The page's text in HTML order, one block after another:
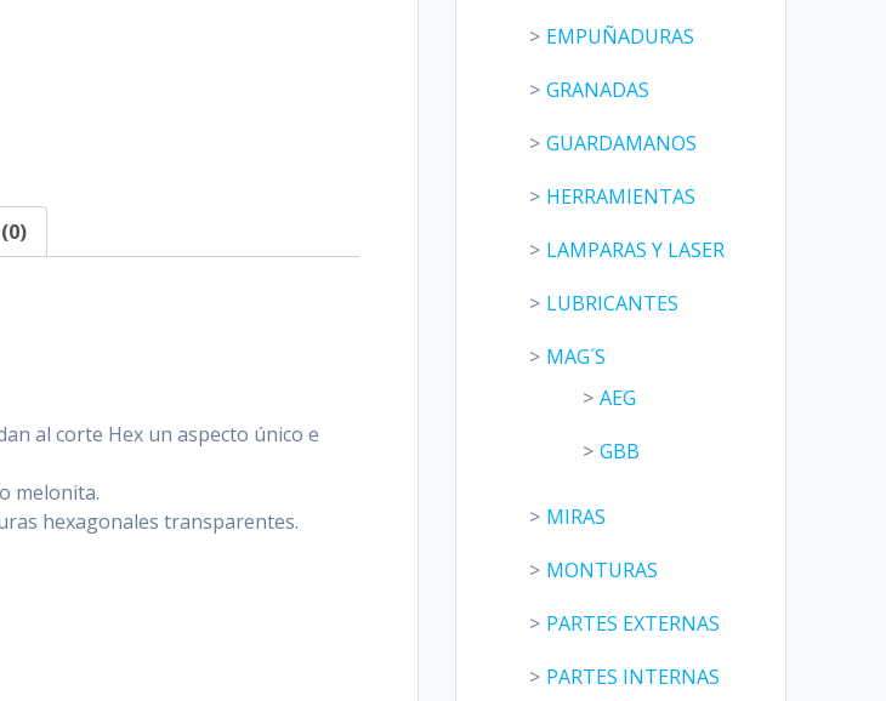
al corte Hex un aspecto único e
melonita.
hexagonales transparentes.
EMPUÑADURAS
GRANADAS
GUARDAMANOS
HERRAMIENTAS
LAMPARAS Y LASER
LUBRICANTES
MAG´S
AEG
GBB
MIRAS
MONTURAS
PARTES EXTERNAS
PARTES INTERNAS